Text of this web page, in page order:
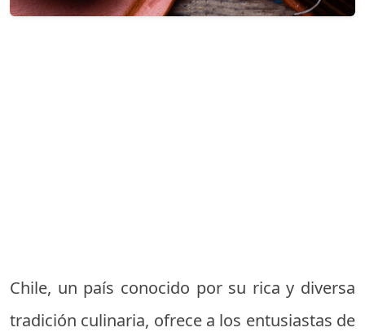
Chile, un país conocido por su rica y diversa
tradición culinaria, ofrece a los entusiastas de